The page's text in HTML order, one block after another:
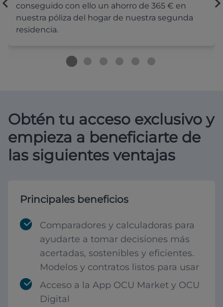
conseguido con ello un ahorro de 365 € en
nuestra póliza del hogar de nuestra segunda
residencia.
Obtén tu acceso exclusivo y
empieza a beneficiarte de
las siguientes ventajas
Principales beneficios
Comparadores y calculadoras para
ayudarte a tomar decisiones más
acertadas, sostenibles y eficientes.
Modelos y contratos listos para usar
Acceso a la App OCU Market y OCU
Digital